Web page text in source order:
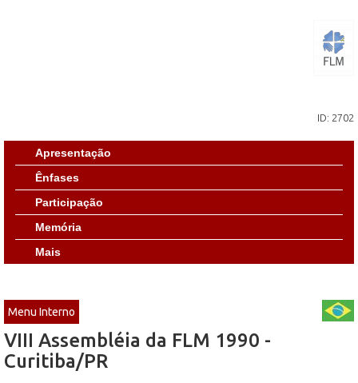
ID: 2702
Apresentação
Ênfases
Participação
Memória
Mais
Menu Interno
VIII Assembléia da FLM 1990 -
Curitiba/PR